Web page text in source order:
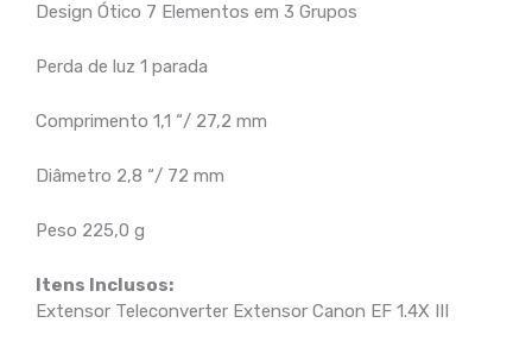
Design Ótico 7 Elementos em 3 Grupos
Perda de luz 1 parada
Comprimento 1,1 “/ 27,2 mm
Diâmetro 2,8 “/ 72 mm
Peso 225,0 g
Itens Inclusos:
Extensor Teleconverter Extensor Canon EF 1.4X III